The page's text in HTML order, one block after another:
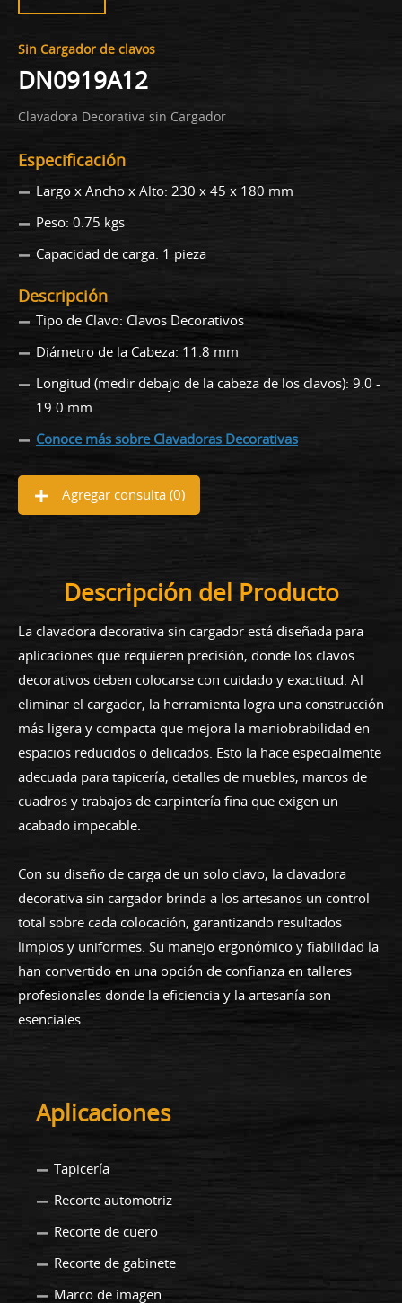
Sin Cargador de clavos
DN0919A12
Clavadora Decorativa sin Cargador
Especificación
Largo x Ancho x Alto: 230 x 45 x 180 mm
Peso: 0.75 kgs
Capacidad de carga: 1 pieza
Descripción
Tipo de Clavo: Clavos Decorativos
Diámetro de la Cabeza: 11.8 mm
Longitud (medir debajo de la cabeza de los clavos): 9.0 -
19.0 mm
Conoce más sobre Clavadoras Decorativas
Agregar consulta (0)
Descripción del Producto
La clavadora decorativa sin cargador está diseñada para
aplicaciones que requieren precisión, donde los clavos
decorativos deben colocarse con cuidado y exactitud. Al
eliminar el cargador, la herramienta logra una construcción
más ligera y compacta que mejora la maniobrabilidad en
espacios reducidos o delicados. Esto la hace especialmente
adecuada para tapicería, detalles de muebles, marcos de
cuadros y trabajos de carpintería fina que exigen un
acabado impecable.
Con su diseño de carga de un solo clavo, la clavadora
decorativa sin cargador brinda a los artesanos un control
total sobre cada colocación, garantizando resultados
limpios y uniformes. Su manejo ergonómico y fiabilidad la
han convertido en una opción de confianza en talleres
profesionales donde la eficiencia y la artesanía son
esenciales.
Aplicaciones
Tapicería
Recorte automotriz
Recorte de cuero
Recorte de gabinete
Marco de imagen